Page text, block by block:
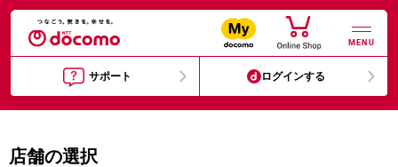
MENU
サポート ログインする
店舗の選択